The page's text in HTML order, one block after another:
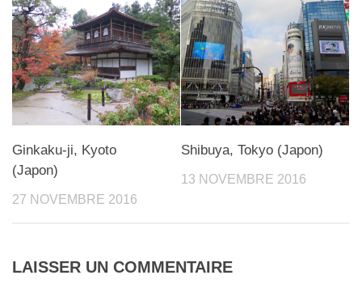
Ginkaku-ji, Kyoto
(Japon)
27 NOVEMBRE 2016
Shibuya, Tokyo (Japon)
13 NOVEMBRE 2016
LAISSER UN COMMENTAIRE